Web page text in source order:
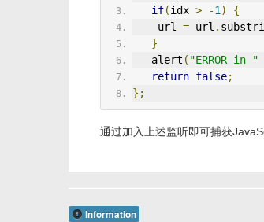
if(idx > -1 )
{
    url
= url .
}
   alert
( "ERROR in "
return false;
};
通过加入上述监听即可捕获
Information